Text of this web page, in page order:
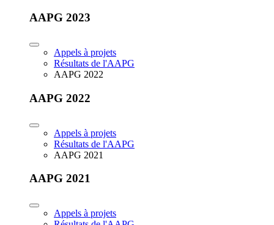
AAPG 2023
Appels à projets
Résultats de l'AAPG
AAPG 2022
AAPG 2022
Appels à projets
Résultats de l'AAPG
AAPG 2021
AAPG 2021
Appels à projets